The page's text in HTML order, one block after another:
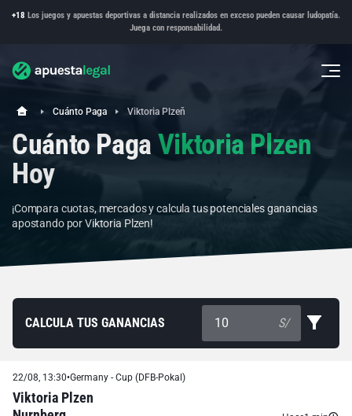
+18 Los juegos y apuestas deportivas a distancia realizados en exceso pueden causar ludopatía.
Juega con responsabilidad.
Cuánto Paga Viktoria Plzeň
Cuánto Paga Viktoria Plzen
Hoy
¡Compara cuotas, mercados y calcula tus potenciales ganancias
apostando por Viktoria Plzen!
CALCULA TUS GANANCIAS S/
22/08, 13:30•Germany - Cup (DFB-Pokal)
Viktoria Plzen